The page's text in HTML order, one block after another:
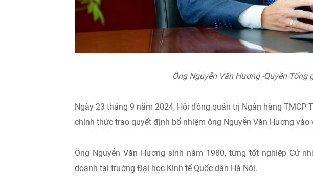
Ông Nguyễn Văn Hương -Quyền Tổng
Ngày 23 tháng 9 năm 2024, Hội đồng quản trị Ngân hàng TMCP
chính thức trao quyết định bổ nhiệm ông Nguyễn Văn Hương vào
Ông Nguyễn Văn Hương sinh năm 1980, từng tốt nghiệp Cử
doanh tại trường Đại học Kinh tế Quốc dân Hà Nội.